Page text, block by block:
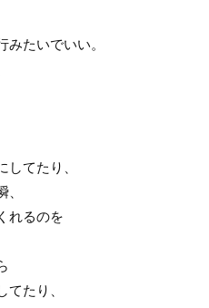
たいでいい。
てたり、
れるのを
たり、